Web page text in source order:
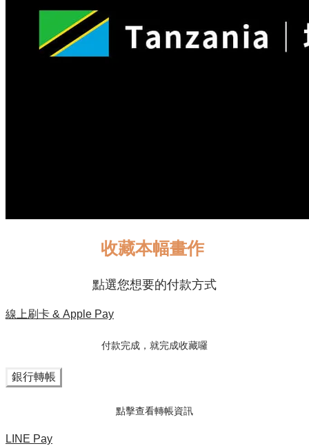
收藏本幅畫作
點選您想要的付款方式
線上刷卡 & Apple Pay
付款完成，就完成收藏囉
銀行轉帳
點擊查看轉帳資訊
LINE Pay